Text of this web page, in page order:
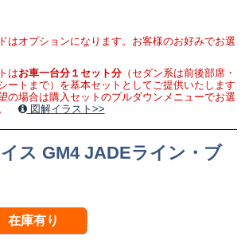
はオプションになります。お客様のお好みでお選
はお車一台分１セット分（セダン系は前後部席・
ートまで）を基本セットとしてご提供いたします
の場合は購入セットのプルダウンメニューでお選
図解イラスト>>
ス GM4 JADEライン・ブ
在庫有り